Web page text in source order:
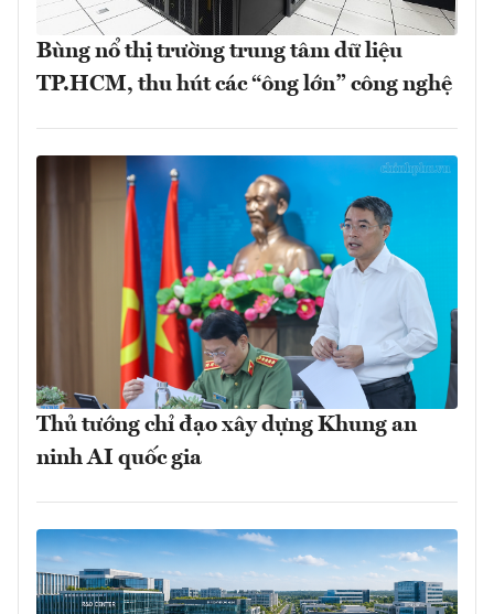
Bùng nổ thị trường trung tâm dữ liệu
TP.HCM, thu hút các “ông lớn” công nghệ
Thủ tướng chỉ đạo xây dựng Khung an
ninh AI quốc gia